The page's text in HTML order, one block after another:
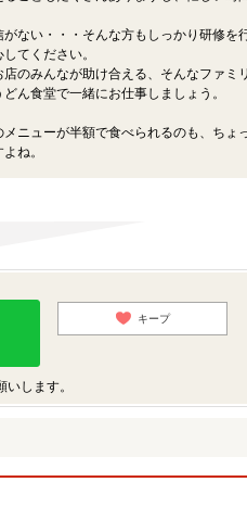
がない・・・そんな方もしっかり研修を
てください。
店のみんなが助け合える、そんなファミ
ん食堂で一緒にお仕事しましょう。
メニューが半額で食べられるのも、ちょ
ね。
キープ
します。